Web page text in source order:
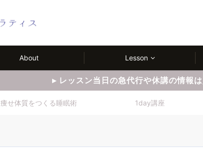
About Lesson
▸ レッスン当日の急代行や休講の情報は
痩せ体質をつくる睡眠術 1day講座